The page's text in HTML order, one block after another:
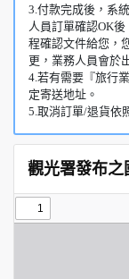
3.付款完成後，系
人員訂單確認OK
程確認文件給您，
更，業務人員會於
4.若有需要『旅行
定寄送地址。
5.取消訂單/退貨依
觀光署發布之